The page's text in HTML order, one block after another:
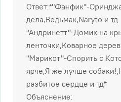
Ответ:*"Фанфик"-
дела,Ведьмак,Naryto и тд
"Андринетт"-Домик на
ленточки,Коварное
"Марикот"-Спорить с
ярче,Я же лучше
разбитое сердце и тд*
Объяснение: